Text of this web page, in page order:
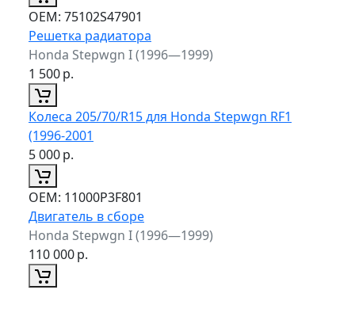
ОЕМ: 75102S47901
Решетка радиатора
Honda Stepwgn I (1996—1999)
1 500р.
Колеса 205/70/R15 для Honda Stepwgn RF1
(1996-2001
5 000р.
ОЕМ: 11000P3F801
Двигатель в сборе
Honda Stepwgn I (1996—1999)
110 000р.